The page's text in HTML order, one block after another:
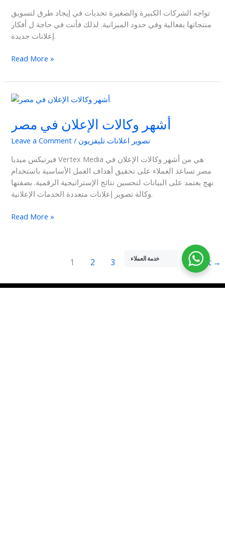
تواجه الشركات الكبيرة والصغيرة تحديات في إيجاد طرق لتسويق
منتجاتها بفعالية وفي حدود الميزانية. لذلك فأنت في حاجة ل أفكار
إعلانات جديدة.
Read More »
أشهر وكالات الإعلان في مصر
Leave a Comment / تصوير اعلانات تليفزيون
فيرتيكس ميديا Vertex Media هي من أشهر وكالات الإعلان في
مصر تساعد العملاء على تحقيق أهداف العمل الأساسية باستخدام
نهج يعتمد على البيانات لتحسين نتائج الإستراتيجية الرقمية. بصفتها
وكالة تصوير إعلانات متعددة الخدمات الإعلانية.
أشهر
في
مصر
Read More »
1 2 3 Next → خدمة العملاء